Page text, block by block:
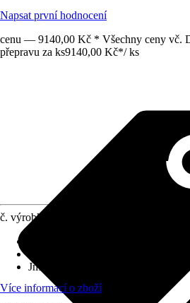
Napsat první hodnocení
cenu — 9140,00 Kč * Všechny ceny vč.
přepravu za ks9140,00 Kč*/ ks
č. výrobku
Jmenovitý rozmer (DxŠ)
178 x 78
Více informací o zboží